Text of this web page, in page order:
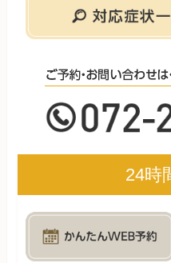
24時